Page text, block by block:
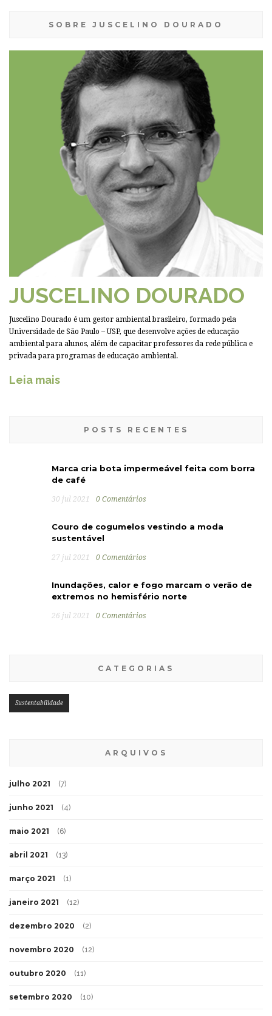
SOBRE JUSCELINO DOURADO
JUSCELINO DOURADO
Juscelino Dourado é um gestor ambiental brasileiro, formado pela
Universidade de São Paulo – USP, que desenvolve ações de educação
ambiental para alunos, além de capacitar professores da rede pública e
privada para programas de educação ambiental.
Leia mais
POSTS RECENTES
Marca cria bota impermeável feita com borra
de café
30 jul 2021 0 Comentários
Couro de cogumelos vestindo a moda
sustentável
27 jul 2021 0 Comentários
Inundações, calor e fogo marcam o verão de
extremos no hemisfério norte
26 jul 2021 0 Comentários
CATEGORIAS
Sustentabilidade
ARQUIVOS
julho 2021 (7)
junho 2021 (4)
maio 2021 (6)
abril 2021 (13)
março 2021 (1)
janeiro 2021 (12)
dezembro 2020 (2)
novembro 2020 (12)
outubro 2020 (11)
setembro 2020 (10)